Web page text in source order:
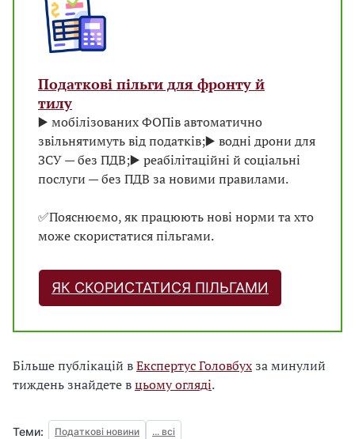
Податкові пільги для фронту й
тилу
▶️ мобілізованих ФОПів автоматично
звільнятимуть від податків;▶️ водні дрони для
ЗСУ — без ПДВ;▶️ реабілітаційні й соціальні
послуги — без ПДВ за новими правилами.
✅Пояснюємо, як працюють нові норми та хто
може скористатися пільгами.
ЯК СКОРИСТАТИСЯ ПІЛЬГАМИ
Більше публікацій вЕкспертус Головбухза минулий
тиждень знайдете вцьому огляді.
Теми: Податкові новини ... всі